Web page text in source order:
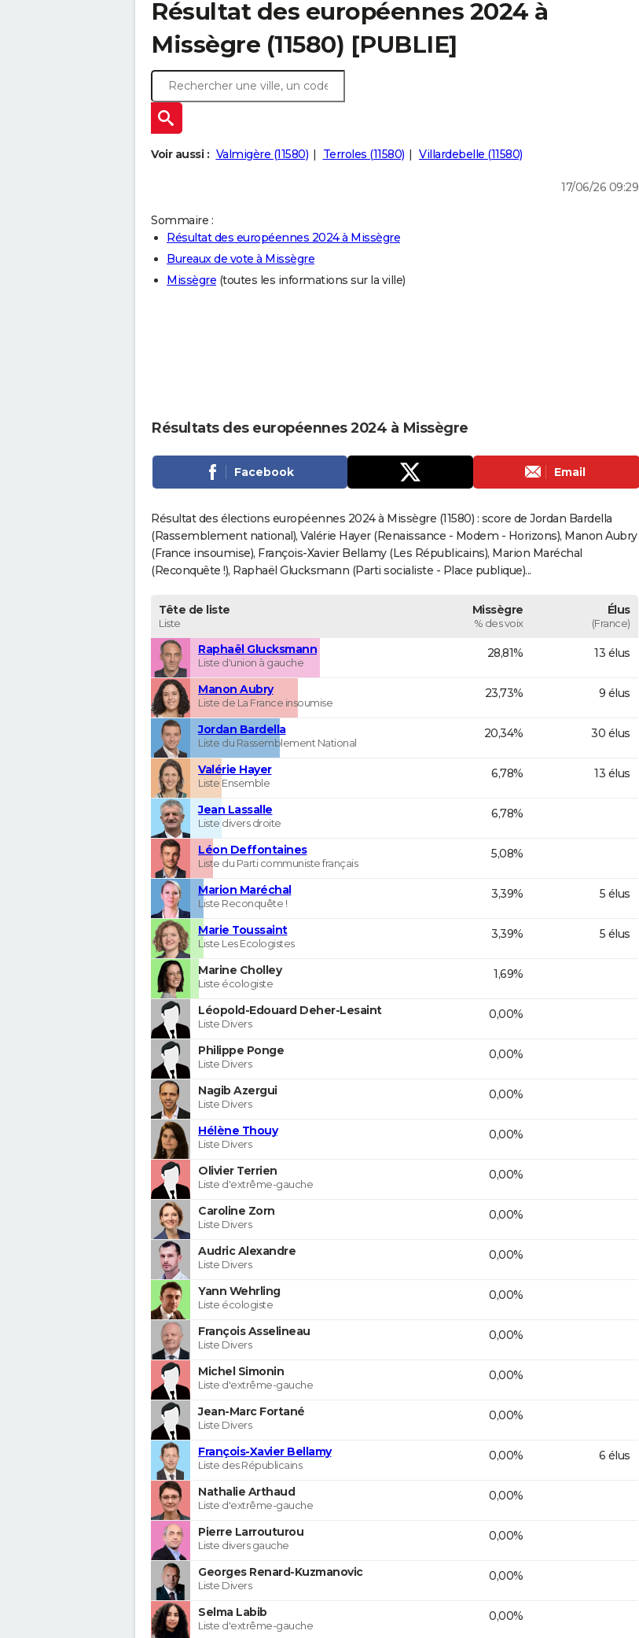
Résultat des européennes 2024 à
Missègre (11580) [PUBLIE]
Voir aussi : Valmigère (11580) Terroles (11580) Villardebelle (11580)
17/06/26 09:29
Sommaire :
Résultat des européennes 2024 à Missègre
Bureaux de vote à Missègre
Missègre (toutes les informations sur la ville)
Résultats des européennes 2024 à Missègre
Facebook Email
Résultat des élections européennes 2024 à Missègre (11580) : score de Jordan Bardella
(Rassemblement national), Valérie Hayer (Renaissance - Modem - Horizons), Manon Aubry
(France insoumise), François-Xavier Bellamy (Les Républicains), Marion Maréchal
(Reconquête !), Raphaël Glucksmann (Parti socialiste - Place publique)...
Tête de liste
Liste
Missègre
% des voix
Élus
(France)
Raphaël Glucksmann
Liste d'union à gauche
28,81% 13 élus
Manon Aubry
Liste de La France insoumise
23,73% 9 élus
Jordan Bardella
Liste du Rassemblement National
20,34% 30 élus
Valérie Hayer
Liste Ensemble
6,78% 13 élus
Jean Lassalle
Liste divers droite
6,78%
Léon Deffontaines
Liste du Parti communiste français
5,08%
Marion Maréchal
Liste Reconquête !
3,39% 5 élus
Marie Toussaint
Liste Les Ecologistes
3,39% 5 élus
Marine Cholley
Liste écologiste
1,69%
Léopold-Edouard Deher-Lesaint
Liste Divers
0,00%
Philippe Ponge
Liste Divers
0,00%
Nagib Azergui
Liste Divers
0,00%
Hélène Thouy
Liste Divers
0,00%
Olivier Terrien
Liste d'extrême-gauche
0,00%
Caroline Zorn
Liste Divers
0,00%
Audric Alexandre
Liste Divers
0,00%
Yann Wehrling
Liste écologiste
0,00%
François Asselineau
Liste Divers
0,00%
Michel Simonin
Liste d'extrême-gauche
0,00%
Jean-Marc Fortané
Liste Divers
0,00%
François-Xavier Bellamy
Liste des Républicains
0,00% 6 élus
Nathalie Arthaud
Liste d'extrême-gauche
0,00%
Pierre Larrouturou
Liste divers gauche
0,00%
Georges Renard-Kuzmanovic
Liste Divers
0,00%
Selma Labib
Liste d'extrême-gauche
0,00%